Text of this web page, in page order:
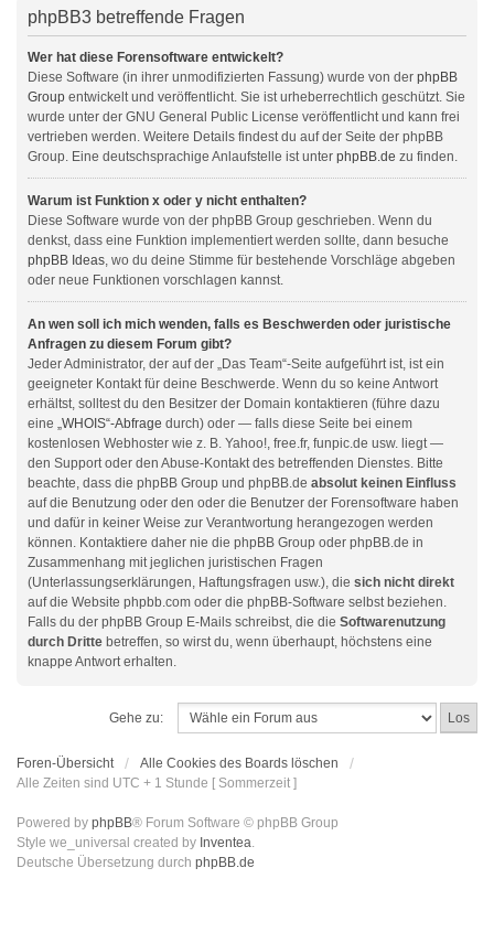
phpBB3 betreffende Fragen
Wer hat diese Forensoftware entwickelt?
Diese Software (in ihrer unmodifizierten Fassung) wurde von der phpBB
Group entwickelt und veröffentlicht. Sie ist urheberrechtlich geschützt. Sie
wurde unter der GNU General Public License veröffentlicht und kann frei
vertrieben werden. Weitere Details findest du auf der Seite der phpBB
Group. Eine deutschsprachige Anlaufstelle ist unter phpBB.de zu finden.
Warum ist Funktion x oder y nicht enthalten?
Diese Software wurde von der phpBB Group geschrieben. Wenn du
denkst, dass eine Funktion implementiert werden sollte, dann besuche
phpBB Ideas, wo du deine Stimme für bestehende Vorschläge abgeben
oder neue Funktionen vorschlagen kannst.
An wen soll ich mich wenden, falls es Beschwerden oder juristische
Anfragen zu diesem Forum gibt?
Jeder Administrator, der auf der „Das Team“-Seite aufgeführt ist, ist ein
geeigneter Kontakt für deine Beschwerde. Wenn du so keine Antwort
erhältst, solltest du den Besitzer der Domain kontaktieren (führe dazu
eine „WHOIS“-Abfrage durch) oder — falls diese Seite bei einem
kostenlosen Webhoster wie z. B. Yahoo!, free.fr, funpic.de usw. liegt —
den Support oder den Abuse-Kontakt des betreffenden Dienstes. Bitte
beachte, dass die phpBB Group und phpBB.de absolut keinen Einfluss
auf die Benutzung oder den oder die Benutzer der Forensoftware haben
und dafür in keiner Weise zur Verantwortung herangezogen werden
können. Kontaktiere daher nie die phpBB Group oder phpBB.de in
Zusammenhang mit jeglichen juristischen Fragen
(Unterlassungserklärungen, Haftungsfragen usw.), die sich nicht direkt
auf die Website phpbb.com oder die phpBB-Software selbst beziehen.
Falls du der phpBB Group E-Mails schreibst, die die Softwarenutzung
durch Dritte betreffen, so wirst du, wenn überhaupt, höchstens eine
knappe Antwort erhalten.
Gehe zu:
Foren-Übersicht
Alle Cookies des Boards löschen
Alle Zeiten sind UTC + 1 Stunde [ Sommerzeit ]
Powered by phpBB® Forum Software © phpBB Group
Style we_universal created by Inventea.
Deutsche Übersetzung durch phpBB.de